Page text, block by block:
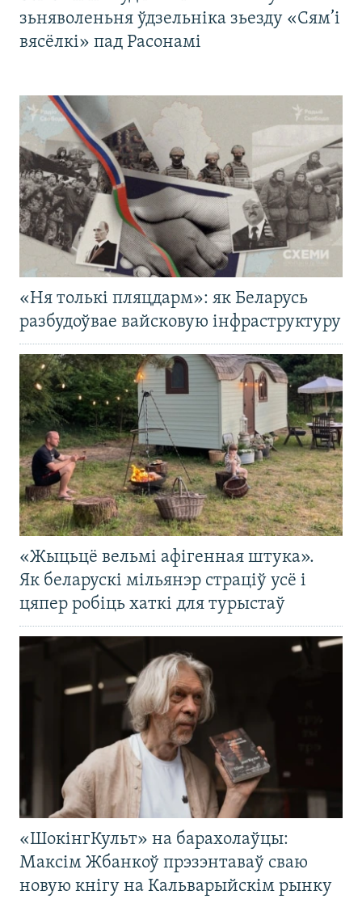
зьняволеньня ўдзельніка зьезду «Сям’і
вясёлкі» пад Расонамі
«Ня толькі пляцдарм»: як Беларусь
разбудоўвае вайсковую інфраструктуру
«Жыцьцё вельмі афігенная штука».
Як беларускі мільянэр страціў усё і
цяпер робіць хаткі для турыстаў
«ШокінгКульт» на барахолаўцы:
Максім Жбанкоў прэзэнтаваў сваю
новую кнігу на Кальварыйскім рынку